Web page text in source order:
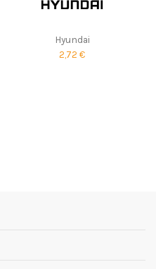
Hyundai
2,72 €